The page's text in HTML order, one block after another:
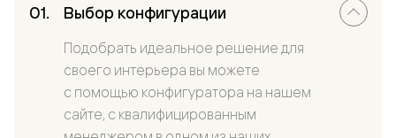
Выбор конфигурации
Подобрать идеальное решение для
своего интерьера вы можете
с помощью конфигуратора на нашем
сайте, с квалифицированным